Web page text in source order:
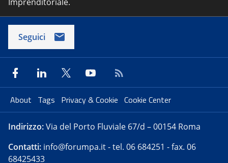
Seguici
About Tags Privacy & Cookie Cookie Center
Indirizzo:Via del Porto Fluviale 67/d – 00154 Roma
Contatti: info@forumpa.it- tel. 06 684251 - fax. 06
68425433